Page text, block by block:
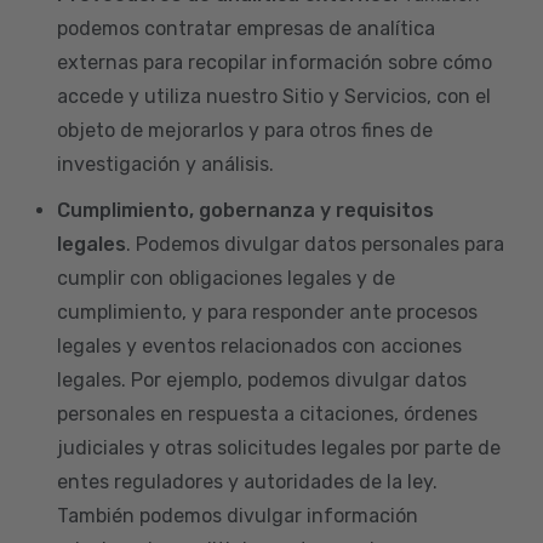
podemos contratar empresas de analítica
externas para recopilar información sobre cómo
accede y utiliza nuestro Sitio y Servicios, con el
objeto de mejorarlos y para otros fines de
investigación y análisis.
Cumplimiento, gobernanza y requisitos
legales. Podemos divulgar datos personales para
cumplir con obligaciones legales y de
cumplimiento, y para responder ante procesos
legales y eventos relacionados con acciones
legales. Por ejemplo, podemos divulgar datos
personales en respuesta a citaciones, órdenes
judiciales y otras solicitudes legales por parte de
entes reguladores y autoridades de la ley.
También podemos divulgar información